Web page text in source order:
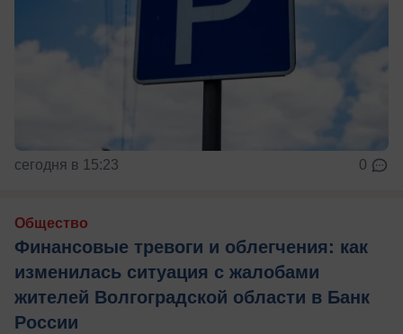
сегодня в 15:23 0
Общество
Финансовые тревоги и облегчения: как
изменилась ситуация с жалобами
жителей Волгоградской области в Банк
России